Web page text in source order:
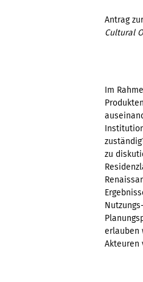
Antrag
Cultural
Im
zu
erlauben
Akteuren